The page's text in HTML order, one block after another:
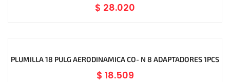
$ 28.020
PLUMILLA 18 PULG AERODINAMICA CO- N 8 ADAPTADORES 1PCS
$ 18.509